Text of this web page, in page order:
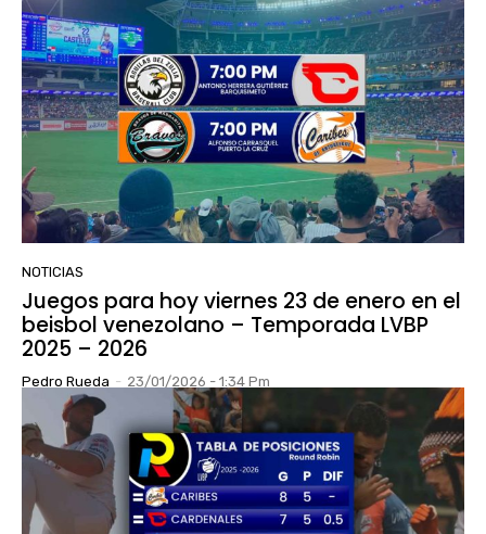
NOTICIAS
Juegos para hoy viernes 23 de enero en el
beisbol venezolano – Temporada LVBP
2025 – 2026
Pedro Rueda - 23/01/2026 - 1:34 Pm